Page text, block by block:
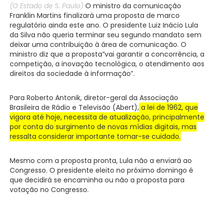
(O Estado de S. Paulo) O ministro da comunicação
Franklin Martins finalizará uma proposta de marco
regulatório ainda este ano. O presidente Luiz Inácio Lula
da Silva não queria terminar seu segundo mandato sem
deixar uma contribuição à área de comunicação. O
ministro diz que a proposta”vai garantir a concorrência, a
competição, a inovação tecnológica, o atendimento aos
direitos da sociedade à informação”.
Para Roberto Antonik, diretor-geral da Associação
Brasileira de Rádio e Televisão (Abert), a lei de 1962, que
vigora até hoje, necessita de atualização, principalmente
por conta do surgimento de novas mídias digitais, mas
ressalta considerar importante tomar-se cuidado.
Mesmo com a proposta pronta, Lula não a enviará ao
Congresso. O presidente eleito no próximo domingo é
que decidirá se encaminha ou não a proposta para
votação no Congresso.